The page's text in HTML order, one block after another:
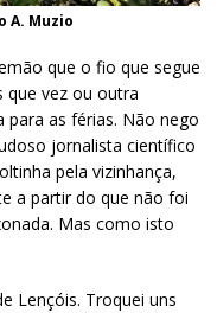
A. Muzio
que o fio que segue
que vez ou outra
as férias. Não nego
jornalista científico
pela vizinhança,
a partir do que não foi
Mas como isto
Lençóis. Troquei uns